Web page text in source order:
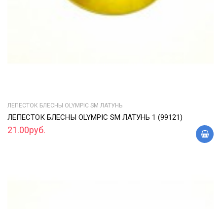
ЛЕПЕСТОК БЛЕСНЫ OLYMPIC SM ЛАТУНЬ
ЛЕПЕСТОК БЛЕСНЫ OLYMPIC SM ЛАТУНЬ 1 (99121)
21.00руб.